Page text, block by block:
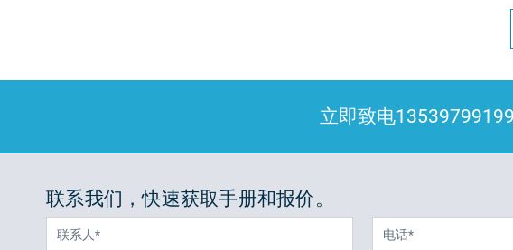
立即致电
联系我们，快速获取手册和报价。